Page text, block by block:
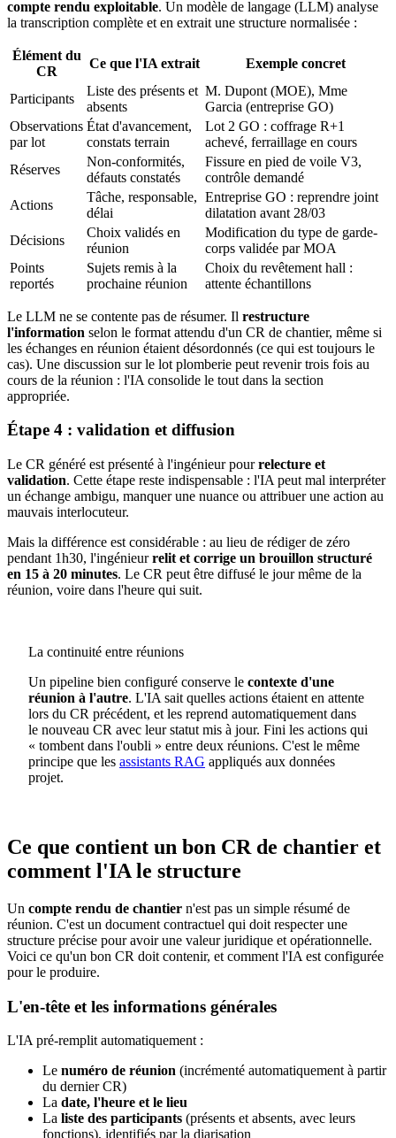
compte rendu exploitable. Un modèle de langage (LLM) analyse
la transcription complète et en extrait une structure normalisée :
Élément du
CR
Ce que l'IA extrait Exemple concret
Participants
Liste des présents et
absents
M. Dupont (MOE), Mme
Garcia (entreprise GO)
Observations
par lot
État d'avancement,
constats terrain
Lot 2 GO : coffrage R+1
achevé, ferraillage en cours
Réserves
Non-conformités,
défauts constatés
Fissure en pied de voile V3,
contrôle demandé
Actions
Tâche, responsable,
délai
Entreprise GO : reprendre joint
dilatation avant 28/03
Décisions
Choix validés en
réunion
Modification du type de garde-
corps validée par MOA
Points
reportés
Sujets remis à la
prochaine réunion
Choix du revêtement hall :
attente échantillons
Le LLM ne se contente pas de résumer. Il restructure
l'information selon le format attendu d'un CR de chantier, même si
les échanges en réunion étaient désordonnés (ce qui est toujours le
cas). Une discussion sur le lot plomberie peut revenir trois fois au
cours de la réunion : l'IA consolide le tout dans la section
appropriée.
Étape 4 : validation et diffusion
Le CR généré est présenté à l'ingénieur pourrelecture et
validation. Cette étape reste indispensable : l'IA peut mal interpréter
un échange ambigu, manquer une nuance ou attribuer une action au
mauvais interlocuteur.
Mais la différence est considérable : au lieu de rédiger de zéro
pendant 1h30, l'ingénieurrelit et corrige un brouillon structuré
en 15 à 20 minutes. Le CR peut être diffusé le jour même de la
réunion, voire dans l'heure qui suit.
La continuité entre réunions
Un pipeline bien configuré conserve le contexte d'une
réunion à l'autre. L'IA sait quelles actions étaient en attente
lors du CR précédent, et les reprend automatiquement dans
le nouveau CR avec leur statut mis à jour. Fini les actions qui
« tombent dans l'oubli » entre deux réunions. C'est le même
principe que les assistants RAG appliqués aux données
projet.
Ce que contient un bon CR de chantier et
comment l'IA le structure
Un compte rendu de chantier n'est pas un simple résumé de
réunion. C'est un document contractuel qui doit respecter une
structure précise pour avoir une valeur juridique et opérationnelle.
Voici ce qu'un bon CR doit contenir, et comment l'IA est configurée
pour le produire.
L'en-tête et les informations générales
L'IA pré-remplit automatiquement :
Le numéro de réunion (incrémenté automatiquement à partir
du dernier CR)
La date, l'heure et le lieu
La liste des participants (présents et absents, avec leurs
fonctions), identifiés par la diarisation